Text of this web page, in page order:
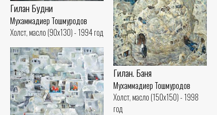
Гилан Будни
Мухаммадиер Тошмуродов
Холст, масло (90x130) - 1994 год
Гилан. Баня
Мухаммадиер Тошмуродов
Холст, масло (150x150) - 1998
год